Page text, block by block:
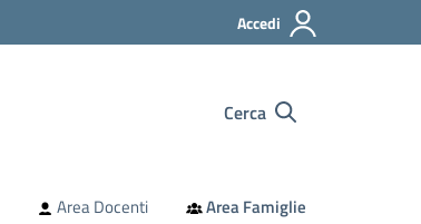
Accedi
Cerca
Area Docenti Area Famiglie